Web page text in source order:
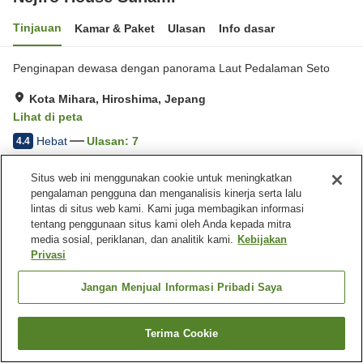
Tinjauan Kamar & Paket Ulasan Info dasar
Penginapan dewasa dengan panorama Laut Pedalaman Seto
Kota Mihara, Hiroshima, Jepang
Lihat di peta
4.4 Hebat Ulasan: 7
Fasilitas properti
Tempat parkir
Beranda
Nejiro House Sunami
Cari kamar
Situs web ini menggunakan cookie untuk meningkatkan
pengalaman pengguna dan menganalisis kinerja serta lalu
lintas di situs web kami. Kami juga membagikan informasi
tentang penggunaan situs kami oleh Anda kepada mitra
media sosial, periklanan, dan analitik kami. Kebijakan
Privasi
Jangan Menjual Informasi Pribadi Saya
Terima Cookie